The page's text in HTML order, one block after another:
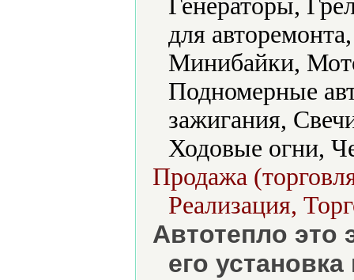
Генераторы,
для
Минибайки,
Подномерные
зажигания,
Ходовые огни,
Продажа
Реализация,
Автотепло это
его